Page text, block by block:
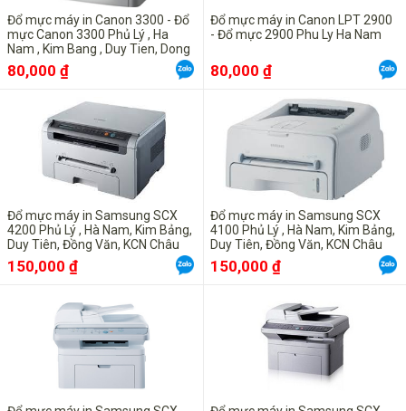
Đổ mực máy in Canon 1120
Đổ mực máy in Canon MF 4350D
Đổ mực máy in Canon 3300 - Đổ
mực Canon 3300 Phủ Lý , Ha
Nam , Kim Bang , Duy Tien, Dong
Van, Binh Luc Ly Nhan
80,000 ₫
Đổ mực máy in Canon LPT 2900
- Đổ mực 2900 Phu Ly Ha Nam
80,000 ₫
Đổ mực máy in Samsung SCX
4200 Phủ Lý , Hà Nam, Kim Bảng,
Duy Tiên, Đồng Văn, KCN Châu
Sơn, Bình Lục , Lý Nhân
150,000 ₫
Đổ mực máy in Samsung SCX
4100 Phủ Lý , Hà Nam, Kim Bảng,
Duy Tiên, Đồng Văn, KCN Châu
Sơn, Bình Lục , Lý Nhân
150,000 ₫